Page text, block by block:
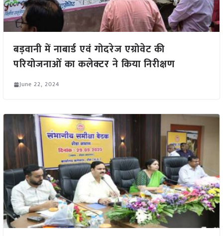
बड़वानी में नाबार्ड एवं गोदरेज एग्रोवेट की
परियोजनाओं का कलेक्टर ने किया निरीक्षण
June 22, 2024